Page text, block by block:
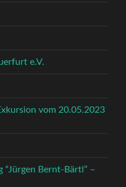
e.V.
vom 20.05.2023
Bernt-Bärtl” –